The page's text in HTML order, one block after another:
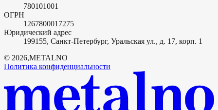
780101001
ОГРН
1267800017275
Юридический адрес
199155, Санкт-Петербург, Уральская ул., д. 17, корп. 1
© 2026,METALNO
Политика конфиденциальности